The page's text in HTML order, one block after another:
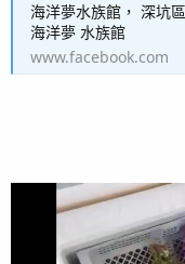
海洋夢水族館， 深坑
海洋夢 水族館
www.facebook.com